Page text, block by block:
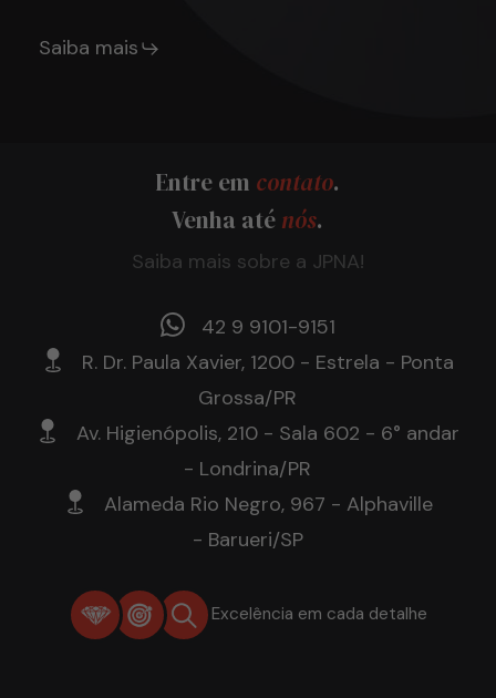
Saiba mais
Entre em contato.
Venha até nós.
Saiba mais sobre a JPNA!
42 9 9101-9151
R. Dr. Paula Xavier, 1200 - Estrela - Ponta
Grossa/PR
Av. Higienópolis, 210 - Sala 602 - 6° andar
- Londrina/PR
Alameda Rio Negro, 967 - Alphaville
- Barueri/SP
Excelência em cada detalhe